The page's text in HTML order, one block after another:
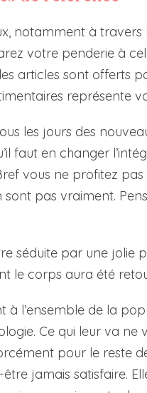
notamment à travers
votre penderie à
articles sont offerts
représente
les jours des
faut en changer
vous ne profitez
sont pas vraiment.
séduite par une jolie
le corps aura été
à l’ensemble de la
Ce qui leur va
pour le reste
jamais satisfaire.